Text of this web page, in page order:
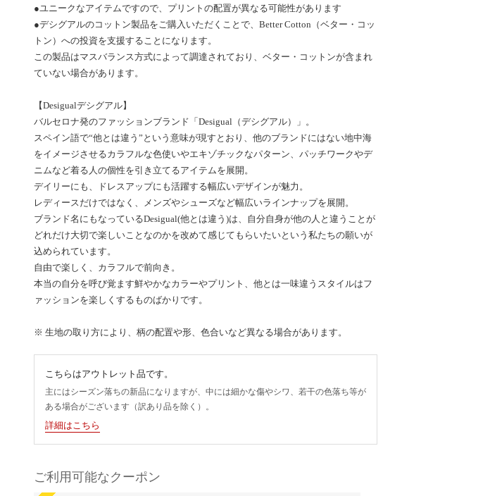
●ユニークなアイテムですので、プリントの配置が異なる可能性があります
●デシグアルのコットン製品をご購入いただくことで、Better Cotton（ベター・コッ
トン）への投資を支援することになります。
この製品はマスバランス方式によって調達されており、ベター・コットンが含まれ
ていない場合があります。
【Desigualデシグアル】
バルセロナ発のファッションブランド「Desigual（デシグアル）」。
スペイン語で“他とは違う”という意味が現すとおり、他のブランドにはない地中海
をイメージさせるカラフルな色使いやエキゾチックなパターン、パッチワークやデ
ニムなど着る人の個性を引き立てるアイテムを展開。
デイリーにも、ドレスアップにも活躍する幅広いデザインが魅力。
レディースだけではなく、メンズやシューズなど幅広いラインナップを展開。
ブランド名にもなっているDesigual(他とは違う)は、自分自身が他の人と違うことが
どれだけ大切で楽しいことなのかを改めて感じてもらいたいという私たちの願いが
込められています。
自由で楽しく、カラフルで前向き。
本当の自分を呼び覚ます鮮やかなカラーやプリント、他とは一味違うスタイルはフ
ァッションを楽しくするものばかりです。
※ 生地の取り方により、柄の配置や形、色合いなど異なる場合があります。
こちらはアウトレット品です。
主にはシーズン落ちの新品になりますが、中には細かな傷やシワ、若干の色落ち等が
ある場合がございます（訳あり品を除く）。
詳細はこちら
ご利用可能なクーポン